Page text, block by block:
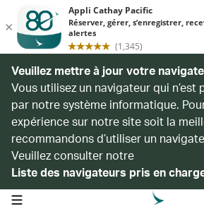
Veuillez mettre à jour votre
Vous utilisez un navigateur qui n’est
par notre système informatique.
expérience sur notre site soit la
recommandons d’utiliser un
Veuillez consulter notre
Liste des navigateurs pris en
open navigation menu